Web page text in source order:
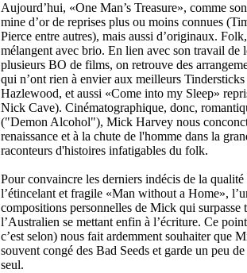
Aujourd’hui, «One Man’s Treasure», comme
mine d’or de reprises plus ou moins connues
Pierce entre autres), mais aussi d’originaux.
mélangent avec brio. En lien avec son travail de
plusieurs BO de films, on retrouve des
qui n’ont rien à envier aux meilleurs
Hazlewood, et aussi «Come into my Sleep»
Nick Cave). Cinématographique, donc,
("Demon Alcohol"), Mick Harvey nous
renaissance et à la chute de l'homme dans la
raconteurs d'histoires infatigables du folk.
Pour convaincre les derniers indécis de la
l’étincelant et fragile «Man without a Home»,
compositions personnelles de Mick qui surpasse
l’Australien se mettant enfin à l’écriture. Ce
c’est selon) nous fait ardemment souhaiter que
souvent congé des Bad Seeds et garde un peu
seul.